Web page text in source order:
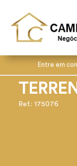
Entre em
Ref.: 175076